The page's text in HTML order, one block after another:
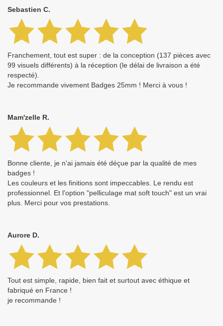
Sebastien C.
Franchement, tout est super : de la conception (137 pièces avec
99 visuels différents) à la réception (le délai de livraison a été
respecté).
Je recommande vivement Badges 25mm ! Merci à vous !
Mam'zelle R.
Bonne cliente, je n'ai jamais été déçue par la qualité de mes
badges !
Les couleurs et les finitions sont impeccables. Le rendu est
professionnel. Et l'option "pelliculage mat soft touch" est un vrai
plus. Merci pour vos prestations.
Aurore D.
Tout est simple, rapide, bien fait et surtout avec éthique et
fabriqué en France !
je recommande !